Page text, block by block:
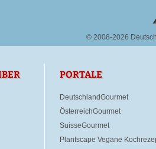
© 2008-2026
PORTALE
DeutschlandGourmet
ÖsterreichGourmet
SuisseGourmet
Plantscape Vegane